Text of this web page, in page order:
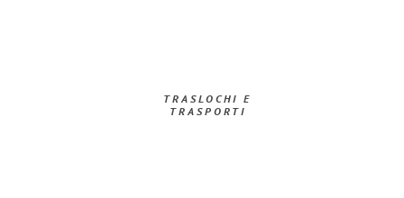
TRASLOCHI E
TRASPORTI​